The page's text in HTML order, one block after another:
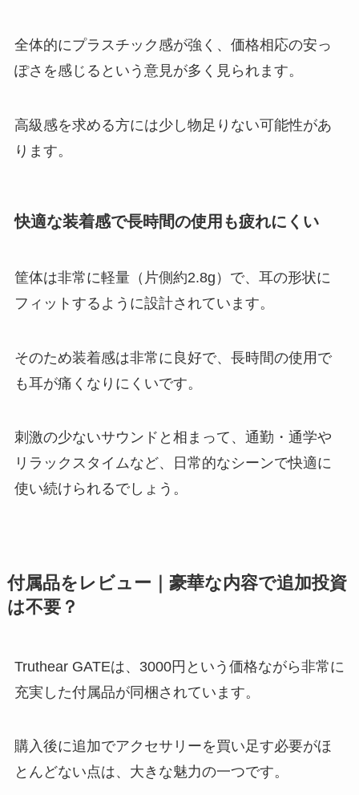
全体的にプラスチック感が強く、価格相応の安っ
ぽさを感じるという意見が多く見られます。
高級感を求める方には少し物足りない可能性があ
ります。
快適な装着感で長時間の使用も疲れにくい
筐体は非常に軽量（片側約2.8g）で、耳の形状に
フィットするように設計されています。
そのため装着感は非常に良好で、長時間の使用で
も耳が痛くなりにくいです。
刺激の少ないサウンドと相まって、通勤・通学や
リラックスタイムなど、日常的なシーンで快適に
使い続けられるでしょう。
付属品をレビュー｜豪華な内容で追加投資
は不要？
Truthear GATEは、3000円という価格ながら非常に
充実した付属品が同梱されています。
購入後に追加でアクセサリーを買い足す必要がほ
とんどない点は、大きな魅力の一つです。